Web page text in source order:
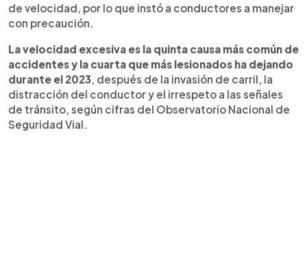
de velocidad, por lo que instó a conductores a manejar
con precaución.
La velocidad excesiva es la quinta causa más común de
accidentes y la cuarta que más lesionados ha dejando
durante el 2023 , después de la invasión de carril, la
distracción del conductor y el irrespeto a las señales
de tránsito, según cifras del Observatorio Nacional de
Seguridad Vial.